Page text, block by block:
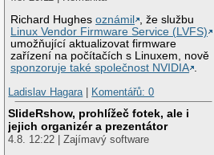
Richard Hughesoznámil
, že službu
Linux Vendor Firmware Service (LVFS)
umožňující aktualizovat firmware
zařízení na počítačích s Linuxem, nově
sponzoruje také společnost NVIDIA .
Ladislav Hagara| Komentářů: 0
SlideRshow, prohlížeč fotek, ale i
jejich organizér a prezentátor
4.8. 12:22 | Zajímavý software